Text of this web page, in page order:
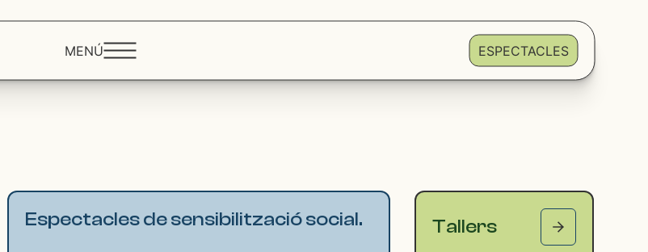
MENÚ ESPECTACLES
Espectacles de sensibilització social. Tallers